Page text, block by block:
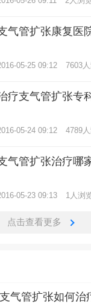
气管扩张康复医
05-25 09:12 7603
疗支气管扩张专
05-24 09:12 4789
气管扩张治疗哪
05-23 09:13 1人浏
点击查看更多
气管扩张如何治